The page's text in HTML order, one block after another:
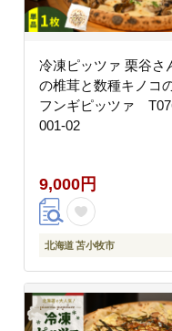
冷凍ピッツァ 栗谷さ
の椎茸と数種キノコ
フンギピッツァ
001-02
9,000円
北海道 苫小牧市